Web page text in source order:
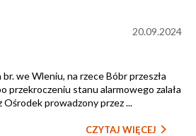
20.09.2024
we Wleniu, na rzece Bóbr przeszła
przekroczeniu stanu alarmowego zalała
prowadzony przez ...
CZYTAJ WIĘCEJ